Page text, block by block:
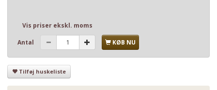
Vis priser ekskl. moms
Antal KØB NU
Tilføj huskeliste